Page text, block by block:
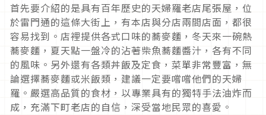
首先要介紹的是具有百年歷史的天婦羅老店尾張屋，位
於雷門通的這條大街上，有本店與分店兩間店面，都很
容易找到。店裡提供各式口味的蕎麥麵，冬天來一碗熱
蕎麥麵，夏天點一盤冷的沾著柴魚蕎麵醬汁，各有不同
的風味。另外還有各類丼飯及定食，菜單非常豐富，無
論選擇蕎麥麵或米飯類，建議一定要嚐嚐他們的天婦
羅。嚴選高品質的食材，以專業具有的獨特手法油炸而
成，充滿下町老店的自信，深受當地民眾的喜愛。